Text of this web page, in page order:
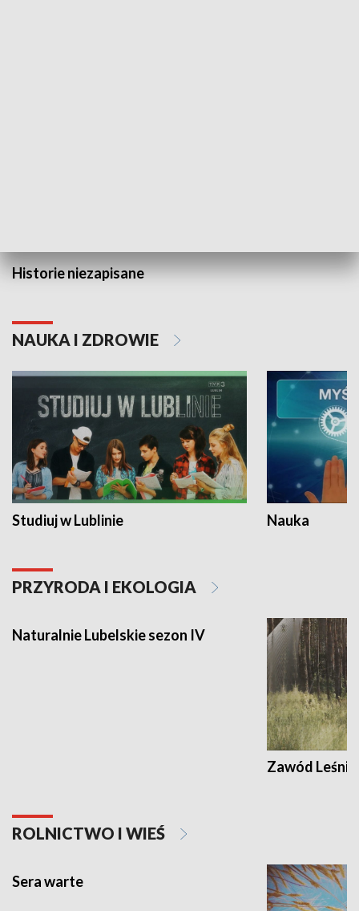
Historie niezapisane
NAUKA I ZDROWIE
Studiuj w Lublinie Nauka
PRZYRODA I EKOLOGIA
Naturalnie Lubelskie sezon IV
Zawód Leśnik
ROLNICTWO I WIEŚ
Sera warte